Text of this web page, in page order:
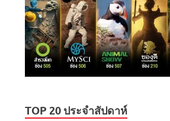
TOP 20 ประจำสัปดาห์